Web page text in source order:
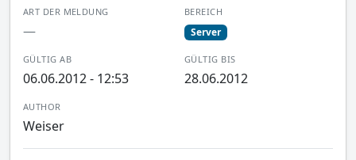
ART DER MELDUNG
—
BEREICH
Server
GÜLTIG AB
06.06.2012 - 12:53
GÜLTIG BIS
28.06.2012
AUTHOR
Weiser